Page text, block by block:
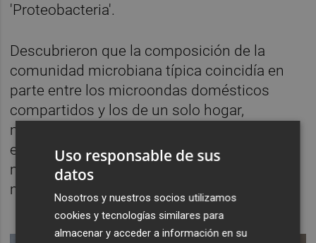
'Proteobacteria'.
Descubrieron que la composición de la
comunidad microbiana típica coincidía en
parte entre los microondas domésticos
compartidos y los de un solo hogar,
mientras que los microondas de laboratorio
eran bastante diferentes. La diversidad era
menor en los microondas domésticos y
mayor en los de laboratorio.
Uso responsable de sus
datos
Nosotros y nuestros socios utilizamos
cookies y tecnologías similares para
almacenar y acceder a información en su